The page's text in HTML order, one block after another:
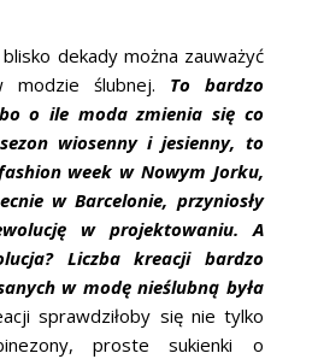
dekady można zauważyć
modzie ślubnej. To bardzo
o ile moda zmienia się co
wiosenny i jesienny, to
week w Nowym Jorku,
w Barcelonie, przyniosły
w projektowaniu. A
Liczba kreacji bardzo
w modę nieślubną była
sprawdziłoby się nie tylko
proste sukienki o